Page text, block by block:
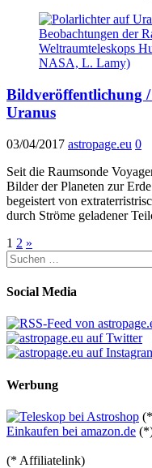
Bildveröffentlichung
Uranus
03/04/2017 astropage.eu 0
Seit die Raumsonde
Bilder der Planeten zur
begeistert von
durch Ströme geladener
der
Beiträge
1 2 »
Suchen
nach:
Social Media
Werbung
Einkaufen bei amazon.de
(* Affiliatelink)